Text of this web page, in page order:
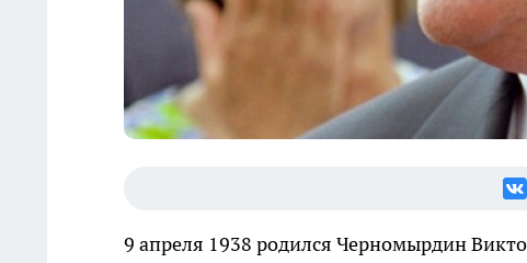
9 апреля 1938 родился Черномырдин